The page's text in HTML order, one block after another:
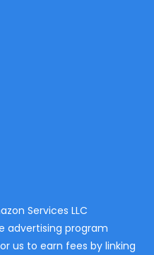
Services LLC
advertising program
us to earn fees by linking